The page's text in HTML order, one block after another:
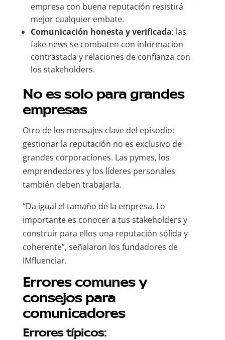
empresa con buena reputación resistirá
mejor cualquier embate.
Comunicación honesta y verificada: las
fake news se combaten con información
contrastada y relaciones de confianza con
los stakeholders.
No es solo para grandes
empresas
Otro de los mensajes clave del episodio:
gestionar la reputación no es exclusivo de
grandes corporaciones. Las pymes, los
emprendedores y los líderes personales
también deben trabajarla.
“Da igual el tamaño de la empresa. Lo
importante es conocer a tus stakeholders y
construir para ellos una reputación sólida y
coherente”, señalaron los fundadores de
IMfluenciar.
Errores comunes y
consejos para
comunicadores
Errores típicos: